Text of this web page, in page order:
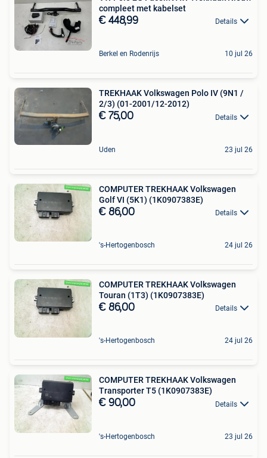
compleet met kabelset
€ 448,99 Details
Berkel en Rodenrijs 10 jul 26
TREKHAAK Volkswagen Polo IV (9N1 /
2/3) (01-2001/12-2012)
€ 75,00 Details
Uden 23 jul 26
COMPUTER TREKHAAK Volkswagen
Golf VI (5K1) (1K0907383E)
€ 86,00 Details
's-Hertogenbosch 24 jul 26
COMPUTER TREKHAAK Volkswagen
Touran (1T3) (1K0907383E)
€ 86,00 Details
's-Hertogenbosch 24 jul 26
COMPUTER TREKHAAK Volkswagen
Transporter T5 (1K0907383E)
€ 90,00 Details
's-Hertogenbosch 23 jul 26